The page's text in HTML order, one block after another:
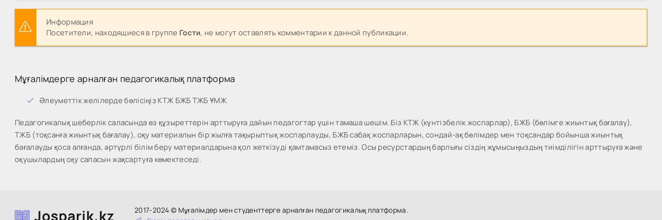
Информация
Посетители, находящиеся в группе Гости, не могут оставлять комментарии к данной публикации.
Мұғалімдерге арналған педагогикалық платформа
Әлеуметтік желілерде бөлісіңіз КТЖ БЖБ ТЖБ ҰМЖ
Педагогикалық шеберлік саласында өз құзыреттерін арттыруға дайын педагогтар үшін тамаша шешім. Біз КТЖ (күнтізбелік жоспарлар), БЖБ (бөлімге жиынтық бағалау),
ТЖБ (тоқсанға жиынтық бағалау), оқу материалын бір жылға тақырыптық жоспарлауды, БЖБ сабақ жоспарларын, сондай-ақ бөлімдер мен тоқсандар бойынша жиынтық
бағалауды қоса алғанда, әртүрлі білім беру материалдарына қол жеткізуді қамтамасыз етеміз. Осы ресурстардың барлығы сіздің жұмысыңыздың тиімділігін арттыруға және
оқушылардың оқу сапасын жақсартуға көмектеседі.
Josparik.kz
2017-2024 © Мұғалімдер мен студенттерге арналған педагогикалық платформа.